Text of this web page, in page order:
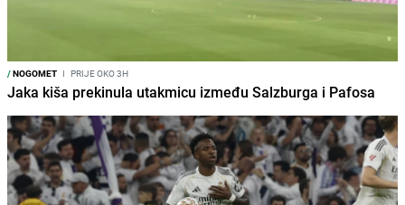
/NOGOMET I PRIJE OKO 3H
Jaka kiša prekinula utakmicu između Salzburga i Pafosa